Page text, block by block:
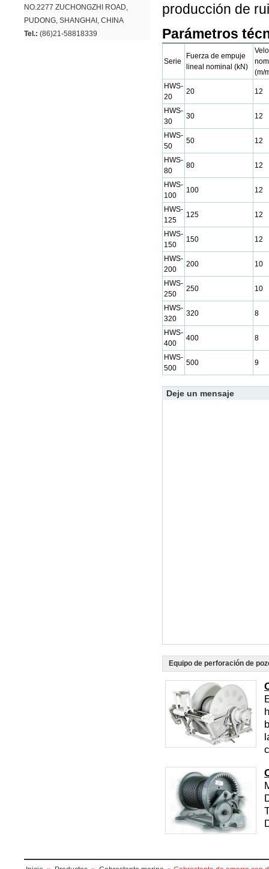
NO.2277 ZUCHONGZHI ROAD,
PUDONG, SHANGHAI, CHINA
Tel.: (86)21-58818339
producción de
Parámetros
Serie
Fuerza de empuje
lineal nominal (kN)
(m/
HWS-
20
20 12
HWS-
30
30 12
HWS-
50
50 12
HWS-
80
80 12
HWS-
100
100 12
HWS-
125
125 12
HWS-
150
150 12
HWS-
200
200 10
HWS-
250
250 10
HWS-
320
320 8
HWS-
400
400 8
HWS-
500
500 9
Deje un mensaje
Equipo de perforación de